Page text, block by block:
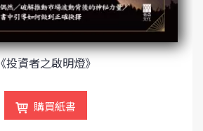
《投資者之啟明燈》
購買紙書